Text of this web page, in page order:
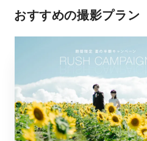
おすすめの撮影プラン